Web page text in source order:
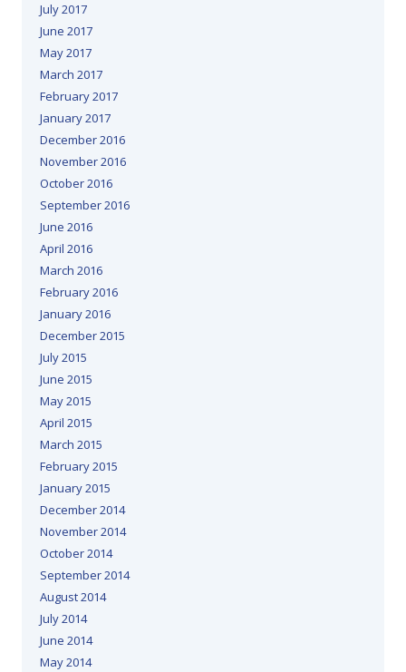
July 2017
June 2017
May 2017
March 2017
February 2017
January 2017
December 2016
November 2016
October 2016
September 2016
June 2016
April 2016
March 2016
February 2016
January 2016
December 2015
July 2015
June 2015
May 2015
April 2015
March 2015
February 2015
January 2015
December 2014
November 2014
October 2014
September 2014
August 2014
July 2014
June 2014
May 2014